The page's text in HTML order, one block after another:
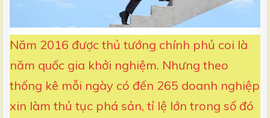
Năm 2016 được thủ tướng chính phủ coi là
năm quốc gia khởi nghiệm. Nhưng theo
thống kê mỗi ngày có đến 265 doanh nghiệp
xin làm thủ tục phá sản, tỉ lệ lớn trong số đó